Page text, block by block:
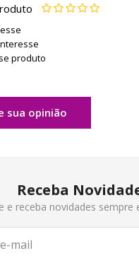
produto
sua opinião
Receba
e receba novidades sempre